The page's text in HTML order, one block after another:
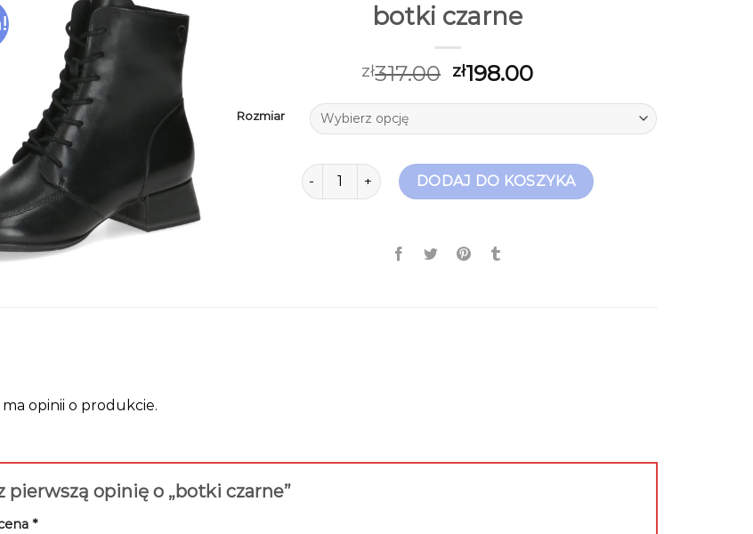
botki czarne
zł317.00 zł198.00
Rozmiar
ilość botki czarne DODAJ DO KOSZYKA
ma opinii o produkcie.
pierwszą opinię o „botki czarne”
*